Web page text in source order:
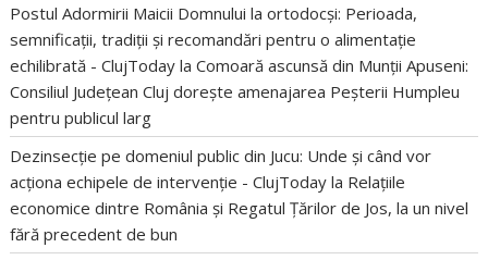
Postul Adormirii Maicii Domnului la ortodocși: Perioada,
semnificații, tradiții și recomandări pentru o alimentație
echilibrată - ClujToday laComoară ascunsă din Munții Apuseni:
Consiliul Județean Cluj dorește amenajarea Peșterii Humpleu
pentru publicul larg
Dezinsecție pe domeniul public din Jucu: Unde și când vor
acționa echipele de intervenție - ClujToday la Relațiile
economice dintre România și Regatul Țărilor de Jos, la un nivel
fără precedent de bun